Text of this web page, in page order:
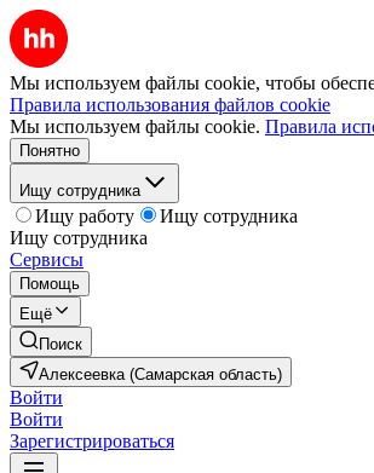
Мы используем файлы cookie, чтобы
Правила использования файлов cookie
Мы используем файлы cookie. Правила
Понятно
Ищу сотрудника
Ищу работу
Ищу сотрудника
Ищу сотрудника
Сервисы
Помощь
Ещё
Поиск
Алексеевка (Самарская область)
Войти
Войти
Зарегистрироваться